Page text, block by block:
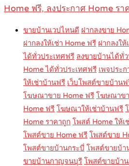
Home ฟรี, ลงประกาศ Home ร
ขายบ้านเวปไหนดี ฝากลงขาย
ฝากลงให้เช่า Home ฟรี ฝากลงใ
ได้ทั่วประเทศฟรี ลงขายบ้านได้ทั่
Home ได้ทั่วประเทศฟรี เพจประ
ให้เช่าบ้านฟรี เว็บโพสต์ขายบ้านฟ
โฆษณาขาย Home ฟรี โฆษณาข
Home ฟรี โฆษณาให้เช่าบ้านฟรี
Home ราคาถูก โพสต์ Home ให้เ
โพสต์ขาย Home ฟรี โพสต์ขาย
โพสต์ขายบ้านกระบี่ โพสต์ขายบ้า
ขายบ้านกาญจนบุรี โพสต์ขายบ้า